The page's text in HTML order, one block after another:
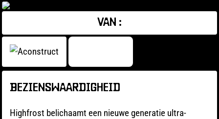
VAN :
BEZIENSWAARDIGHEID
Highfrost belichaamt een nieuwe generatie ultra-